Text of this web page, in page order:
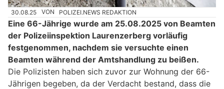
30.08.25 VON POLIZEI.NEWS REDAKTION
Eine 66-Jährige wurde am 25.08.2025 von Beamten
der Polizeiinspektion Laurenzerberg vorläufig
festgenommen, nachdem sie versuchte einen
Beamten während der Amtshandlung zu beißen.
Die Polizisten haben sich zuvor zur Wohnung der 66-
Jährigen begeben, da der Verdacht bestand, dass die